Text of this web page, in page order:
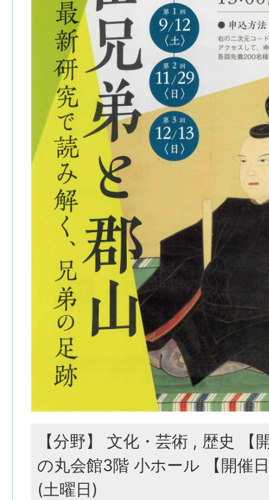
【分野】 文化・芸術 , 歴史 【
の丸会館3階 小ホール 【開催
(土曜日)